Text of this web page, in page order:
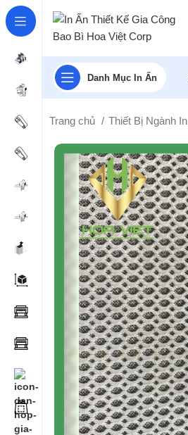
Danh Mục In Ấn
Trang chủ Thiết Bị Ngành In